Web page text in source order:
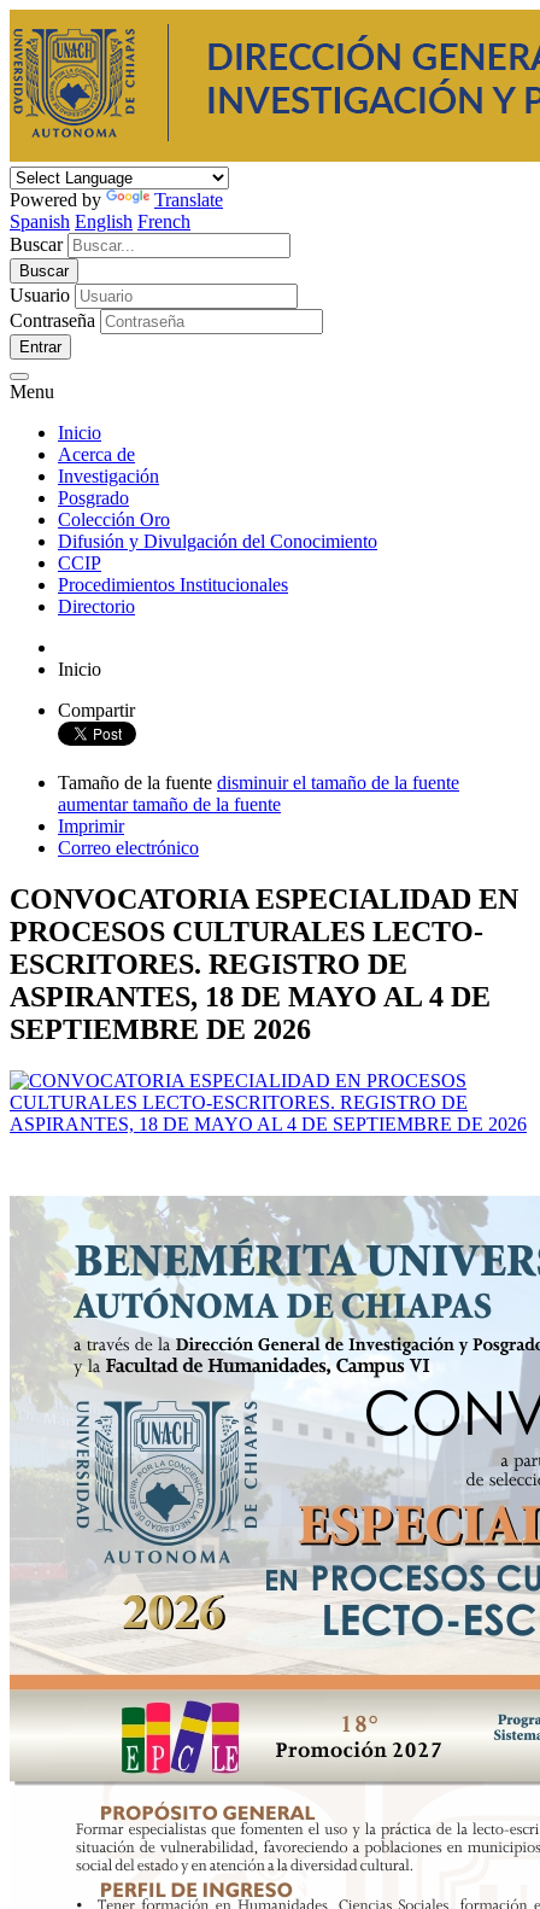
Powered by
Translate
Spanish English French
Buscar
Usuario
Contraseña
Entrar
Menu
Inicio
Acerca de
Investigación
Posgrado
Colección Oro
Difusión y Divulgación del Conocimiento
CCIP
Procedimientos Institucionales
Directorio
Inicio
Compartir
Tamaño de la fuente disminuir el tamaño de la fuente
aumentar tamaño de la fuente
Imprimir
Correo electrónico
CONVOCATORIA ESPECIALIDAD EN
PROCESOS CULTURALES LECTO-
ESCRITORES. REGISTRO DE
ASPIRANTES, 18 DE MAYO AL 4 DE
SEPTIEMBRE DE 2026